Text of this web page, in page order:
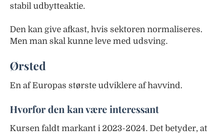
stabil udbytteaktie.
Den kan give afkast, hvis sektoren normaliseres.
Men man skal kunne leve med udsving.
Ørsted
En af Europas største udviklere af havvind.
Hvorfor den kan være interessant
Kursen faldt markant i 2023-2024. Det betyder, at